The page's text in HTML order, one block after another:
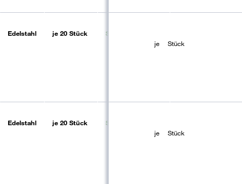
Edelstahl je 20 Stück
Sofort lieferbar
je
Stück
Edelstahl je 20 Stück
Sofort lieferbar
je
Stück